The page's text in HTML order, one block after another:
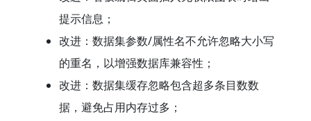
提示信息；
改进：数据集参数/属性名不允许忽略大小写
的重名，以增强数据库兼容性；
改进：数据集缓存忽略包含超多条目数数
据，避免占用内存过多；